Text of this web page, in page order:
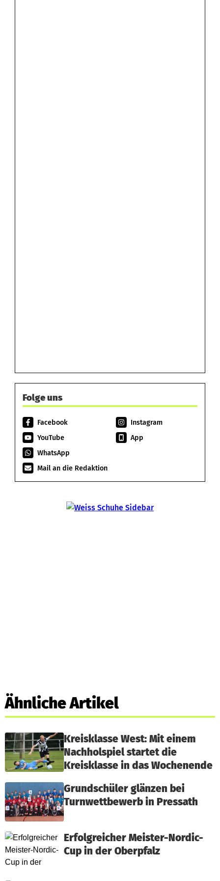
Folge uns
Facebook
Instagram
YouTube
App
WhatsApp
Mail an die Redaktion
Ähnliche Artikel
Kreisklasse West: Mit einem
Nachholspiel startet die
Kreisklasse in das Wochenende
Grundschüler glänzen bei
Turnwettbewerb in Pressath
Erfolgreicher Meister-Nordic-
Cup in der Oberpfalz